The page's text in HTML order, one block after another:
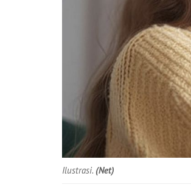
Ilustrasi. (Net)